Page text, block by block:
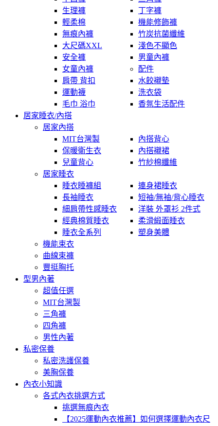
生理褲
丁字褲
輕柔棉
機能修飾褲
無痕內褲
竹炭抗菌纖維
大尺碼XXL
淺色不顯色
安全褲
男童內褲
女童內褲
配件
肩帶 背扣
水餃襯墊
運動襪
洗衣袋
毛巾 浴巾
香氛生活配件
居家睡衣/內搭
居家內搭
MIT台灣製
內搭背心
保暖衛生衣
內搭襯裙
兒童背心
竹紗棉纖維
居家睡衣
睡衣睡褲組
連身裙睡衣
長袖睡衣
短袖/無袖/背心睡衣
細肩帶性感睡衣
洋裝 外罩衫 2件式
經典棉質睡衣
柔滑緞面睡衣
睡衣全系列
塑身美體
機能束衣
曲線束褲
豐挺胸托
型男內著
超值任選
MIT台灣製
三角褲
四角褲
男性內著
私密保養
私密洗護保養
美胸保養
內衣小知識
各式內衣挑選方式
挑選無痕內衣
【2025運動內衣推薦】如何選擇運動內衣尺